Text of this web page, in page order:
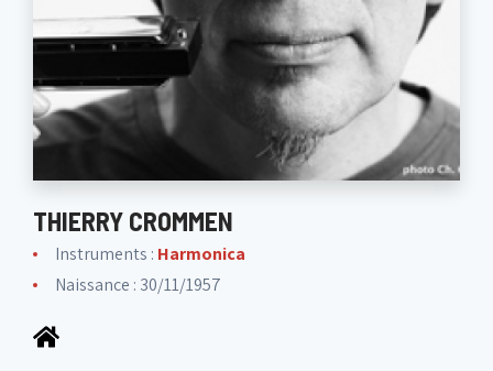
THIERRY CROMMEN
Instruments : Harmonica
Naissance : 30/11/1957